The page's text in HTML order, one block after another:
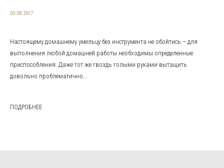
03.08.2017
Настоящему домашнему умельцу без инструмента не обойтись – для
выполнения любой домашней работы необходимы определенные
приспособления. Даже тот же гвоздь голыми руками вытащить
довольно проблематично...
ПОДРОБНЕЕ